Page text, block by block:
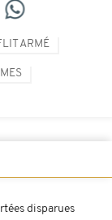
ARMÉ
disparues